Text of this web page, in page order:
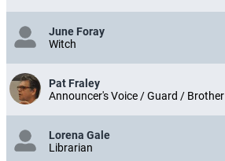
June Foray
Witch
Pat Fraley
Announcer's Voice / Guard / Brother
Lorena Gale
Librarian